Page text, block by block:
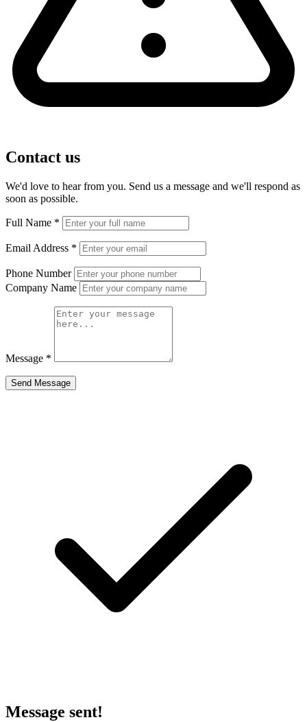
Contact us
We'd love to hear from you. Send us a message and we'll respond as
soon as possible.
Full Name *
Email Address *
Phone Number
Company Name
Message *
Send Message
Message sent!